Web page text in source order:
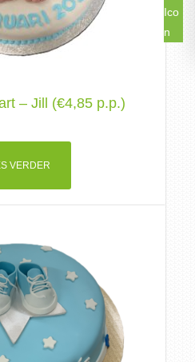
– Jill (€4,85 p.p.)
VERDER